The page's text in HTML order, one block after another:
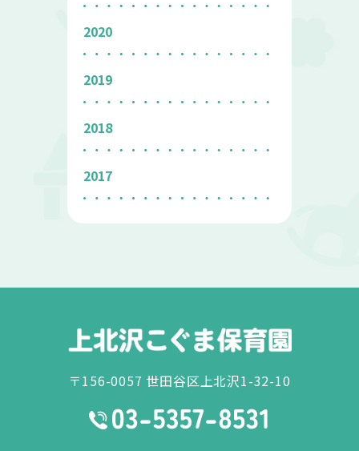
2020
2019
2018
2017
〒156-0057 世田谷区上北沢1-32-10